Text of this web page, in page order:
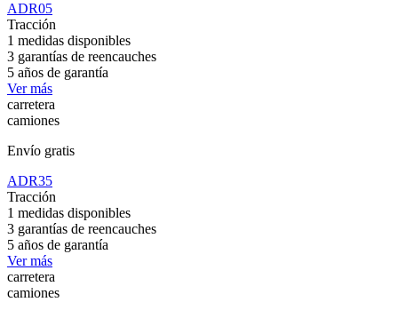
ADR05
Tracción
1 medidas disponibles
3 garantías de reencauches
5 años de garantía
Ver más
carretera
camiones
Envío gratis
ADR35
Tracción
1 medidas disponibles
3 garantías de reencauches
5 años de garantía
Ver más
carretera
camiones